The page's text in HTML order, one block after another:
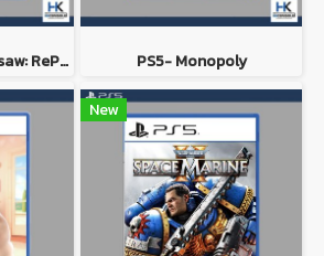
PS5- Lollipop Chainsaw: RePOP PS5- Monopoly
New